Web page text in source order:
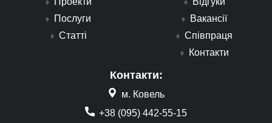
Послуги
Статті
Вакансії
Співпраця
Контакти
Контакти:
м. Ковель
+38 (095) 442-55-15